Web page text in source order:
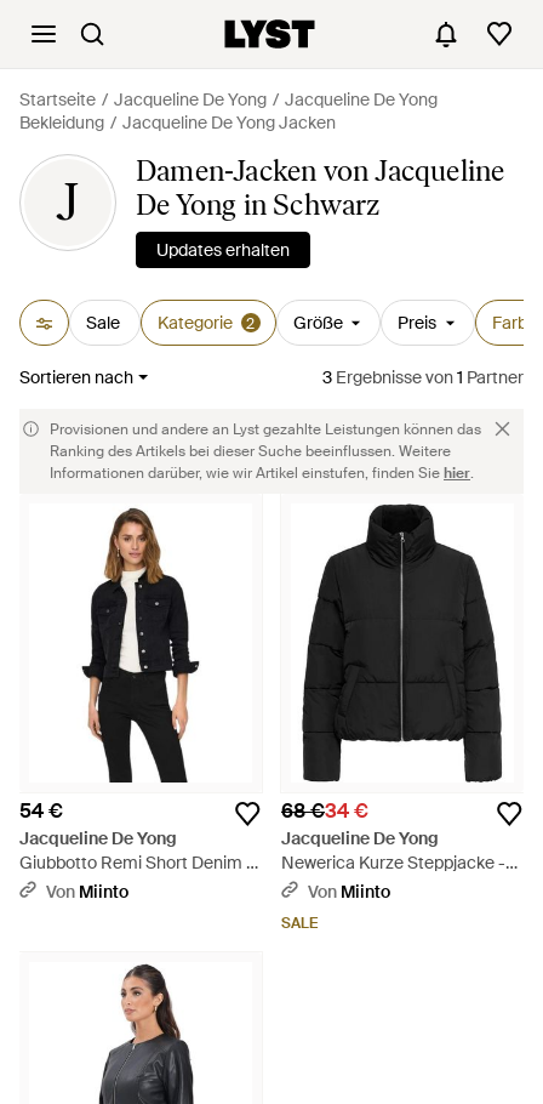
Startseite Jacqueline De Yong
Jacqueline De Yong
Bekleidung
Jacqueline De Yong Jacken
J
Damen-Jacken von Jacqueline
De Yong in Schwarz
Updates erhalten
Sale Kategorie 2 Größe Preis Farbe
Sortieren nach 3 Ergebnissevon1 Partner
Provisionen und andere an Lyst gezahlte Leistungen können das
Ranking des Artikels bei dieser Suche beeinflussen. Weitere
Informationen darüber, wie wir Artikel einstufen, finden Siehier.
54 €
Jacqueline De Yong
Giubbotto Remi Short Denim -
Schwarz
Von Miinto
68 €34 €
Jacqueline De Yong
Newerica Kurze Steppjacke -
Schwarz
Von Miinto
SALE